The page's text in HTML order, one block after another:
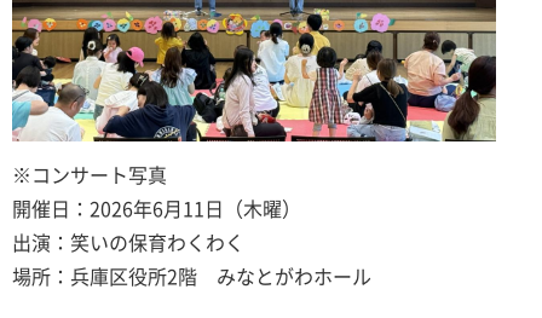
※コンサート写真
開催日：2026年6月11日（木曜）
出演：笑いの保育わくわく
場所：兵庫区役所2階 みなとがわホール